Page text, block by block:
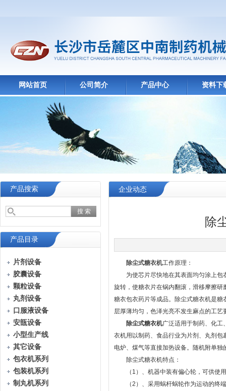
网站首页 公司简介 产品中心 资料下
产品搜索
产品目录
片剂设备
胶囊设备
颗粒设备
丸剂设备
口服液设备
安瓿设备
小型生产线
其它设备
包衣机系列
包装机系列
制丸机系列
企业动态
除
除尘式糖衣机工作原理：
为使芯片尽快地在其表面均匀涂上包
旋转，使糖衣片在锅内翻滚，滑移摩擦
糖衣包衣药片等成品。除尘式糖衣机是
层厚薄均匀，色泽光亮不发生麻点的工艺
除尘式糖衣机广泛适用于制药、化工
衣机用以制药、食品行业为片剂、丸剂
电炉、煤气等直接加热设备。随机附单
除尘式糖衣机特点：
（1）、机器中装有偏心轮，可供使用
（2）、采用蜗杆蜗轮作为运动的终端